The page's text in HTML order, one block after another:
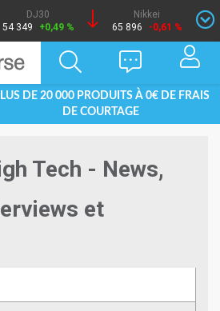
DJ30
54 349
+0,49 %
Nikkei
65 896
-0,61 %
DE 20 000 PRODUITS À 0€ DE FRAIS
DE COURTAGE
Tech - News,
et